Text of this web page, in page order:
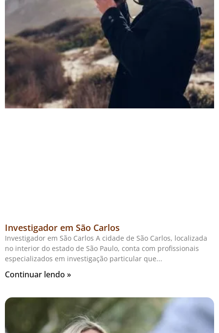
Investigador em São Carlos
Investigador em São Carlos A cidade de São Carlos, localizada
no interior do estado de São Paulo, conta com profissionais
especializados em investigação particular que
Continuar lendo »